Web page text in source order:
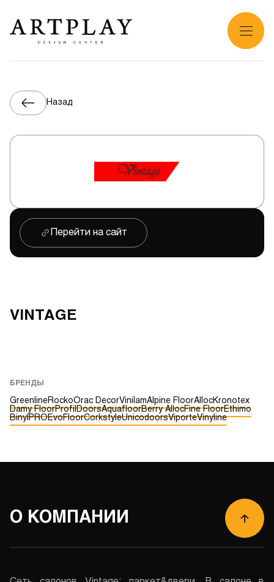
Назад
Перейти на сайт
VINTAGE
БРЕНДЫ
GreenlineRockoOrac DecorVinilamAlpine FloorAllocKronotex
Damy FloorProfilDoorsAquafloorBerry AllocFine FloorEthimo
BinylPROEvoFloorCorkstyleUnicodoorsViporteVinyline
О КОМПАНИИ